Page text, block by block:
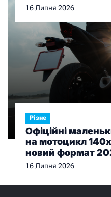
16 Липня 2026
Різне
Офіційні
на мотоцикл
новий формат
16 Липня 2026